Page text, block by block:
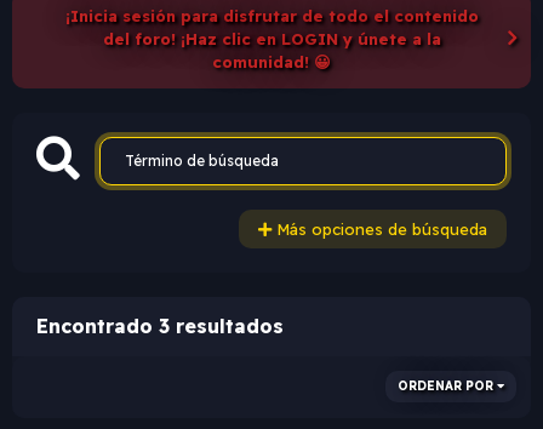
¡Inicia sesión para disfrutar de todo el contenido
del foro! ¡Haz clic en LOGIN y únete a la
comunidad! 😀
Más opciones de búsqueda
Encontrado 3 resultados
ORDENAR POR